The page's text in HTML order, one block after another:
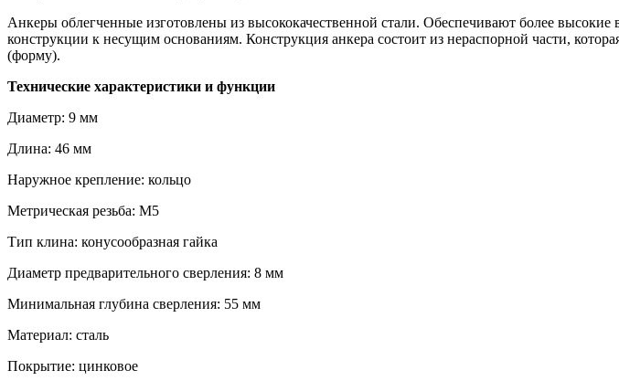
Анкеры облегченные изготовлены из высококачественной стали. Обеспечивают более
конструкции к несущим основаниям. Конструкция анкера состоит из нераспорной части,
(форму).
Технические характеристики и функции
Диаметр: 9 мм
Длина: 46 мм
Наружное крепление: кольцо
Метрическая резьба: М5
Тип клина: конусообразная гайка
Диаметр предварительного сверления: 8 мм
Минимальная глубина сверления: 55 мм
Материал: сталь
Покрытие: цинковое